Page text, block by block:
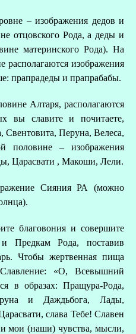
– изображения дедов и
отцовского Рода, а деды и
материнского Рода). На
изображения
прапрадеды и прапрабабы.
Алтаря, располагаются
вы славите и почитаете,
Перуна, Велеса,
половине – изображения
Царасвати , Макоши, Лели.
Сияния РА (можно
благовония и совершите
Предкам Рода, поставив
Чтобы жертвенная пища
«О, Всевышний
в образах: Пращура-Рода,
и Даждьбога, Лады,
слава Тебе! Славен
мои (наши) чувства, мысли,